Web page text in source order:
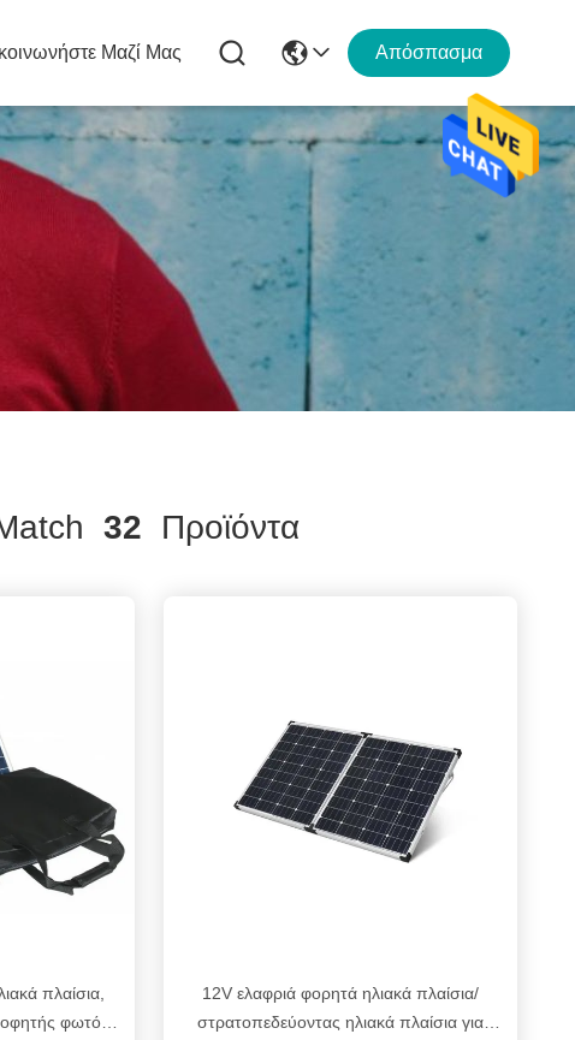
Μαζί Μας Απόσπασμα
32 Προϊόντα
πλαίσια,
φωτός
12V ελαφριά φορητά ηλιακά πλαίσια/
στρατοπεδεύοντας ηλιακά πλαίσια για